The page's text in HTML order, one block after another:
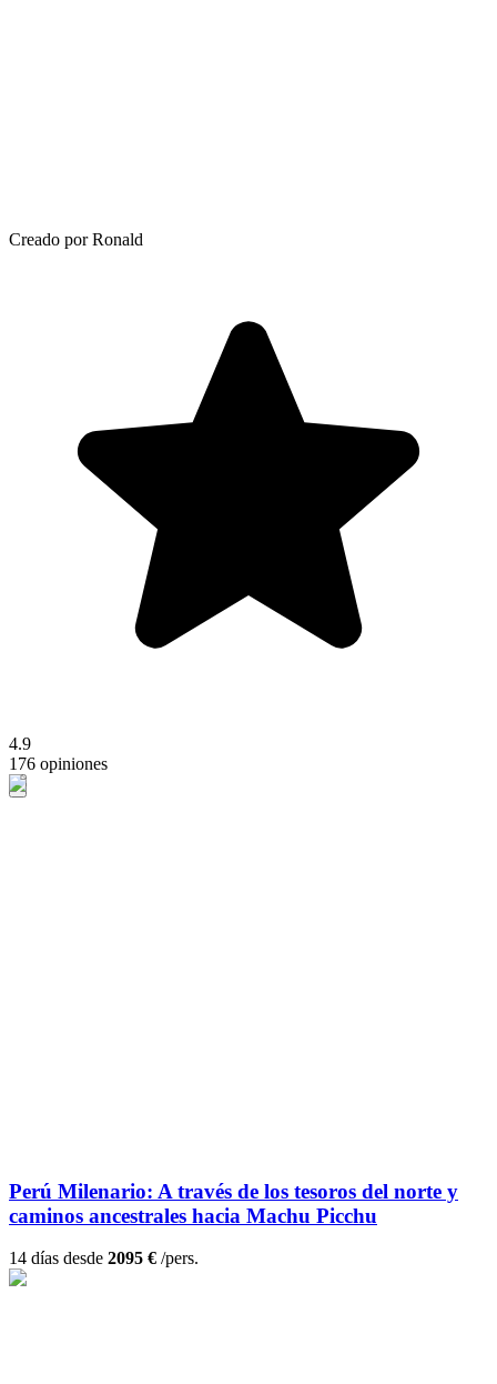
Creado por Ronald
4.9
176 opiniones
Perú Milenario: A través de los tesoros del norte y
caminos ancestrales hacia Machu Picchu
14 días desde 2095 € /pers.